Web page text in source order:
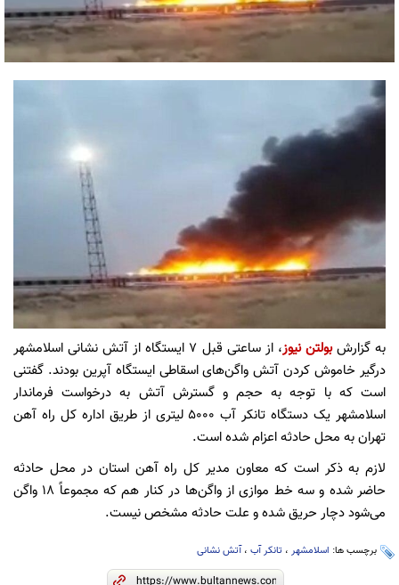
به گزارشبولتن نیوز
، از ساعتی قبل ۷ ایستگاه از آتش نشانی اسلامشهر
درگیر خاموش کردن آتش واگن‌های اسقاطی ایستگاه آپرین بودند. گفتنی
است که با توجه به حجم و گسترش آتش به درخواست فرماندار
اسلامشهر یک دستگاه تانکر آب ۵۰۰۰ لیتری از طریق اداره کل راه آهن
تهران به محل حادثه اعزام شده است.
لازم به ذکر است که معاون مدیر کل راه آهن استان در محل حادثه
حاضر شده و سه خط موازی از واگن‌ها در کنار هم که مجموعاً ۱۸ واگن
می‌شود دچار حریق شده و علت حادثه مشخص نیست.
برچسب ها: اسلامشهر ، تانکر آب ،آتش نشانی